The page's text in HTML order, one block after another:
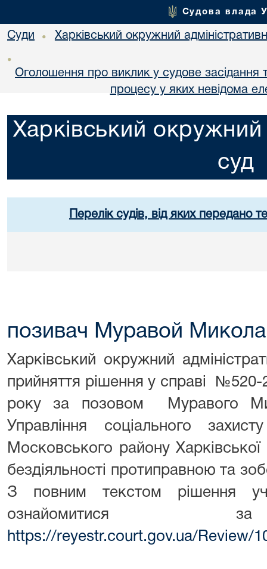
Судова влада
Суди • Харківський окружний
•
Оголошення про виклик у судове засідання
процесу у яких невідома
Харківський окружний
суд
Перелік судів, від яких передано
позивач Муравой Микола
Харківський окружний
прийняття рішення у справі №520-
року за позовом Муравого
Управління соціального
Московського району
бездіяльності протиправною та
З повним текстом рішення
ознайомитися
https://reyestr.court.gov.ua/Review/